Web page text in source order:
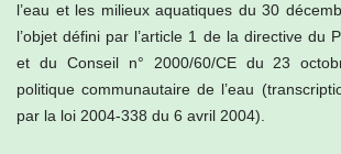
l’eau et les milieux aquatiques du 30
l’objet défini par l’article 1 de la directive du
et du Conseil n° 2000/60/CE du 23
politique communautaire de l’eau
par la loi 2004-338 du 6 avril 2004).